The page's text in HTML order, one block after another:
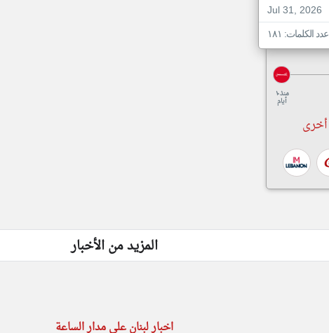
Jul 31, 2026
عدد الكلمات: ١٨١
منذ ١٠
أيام
المزيد من الأخبار
اخبار لبنان على مدار الساعة